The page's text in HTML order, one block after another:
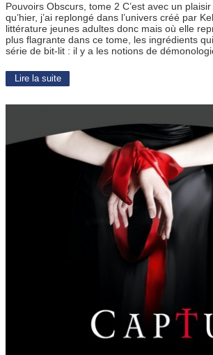
Pouvoirs Obscurs, tome 2 C’est avec un
qu’hier, j’ai replongé dans l’univers créé par
littérature jeunes adultes donc mais où elle
plus flagrante dans ce tome, les ingrédients
série de bit-lit : il y a les notions de
Lire la suite